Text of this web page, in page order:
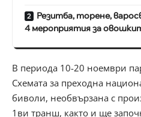
Резитба, торене,
4 мероприятия за
В периода 10-20 ноември
Схемата за преходна
биволи, необвързана с
1ви транш, както и ще